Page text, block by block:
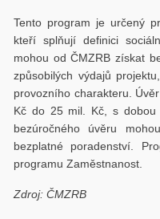
Tento program je určený
kteří splňují definici
mohou od ČMZRB získat
způsobilých výdajů
provozního charakteru.
Kč do 25 mil. Kč, s
bezúročného úvěru
bezplatné poradenství.
programu Zaměstnanost.
Zdroj: ČMZRB